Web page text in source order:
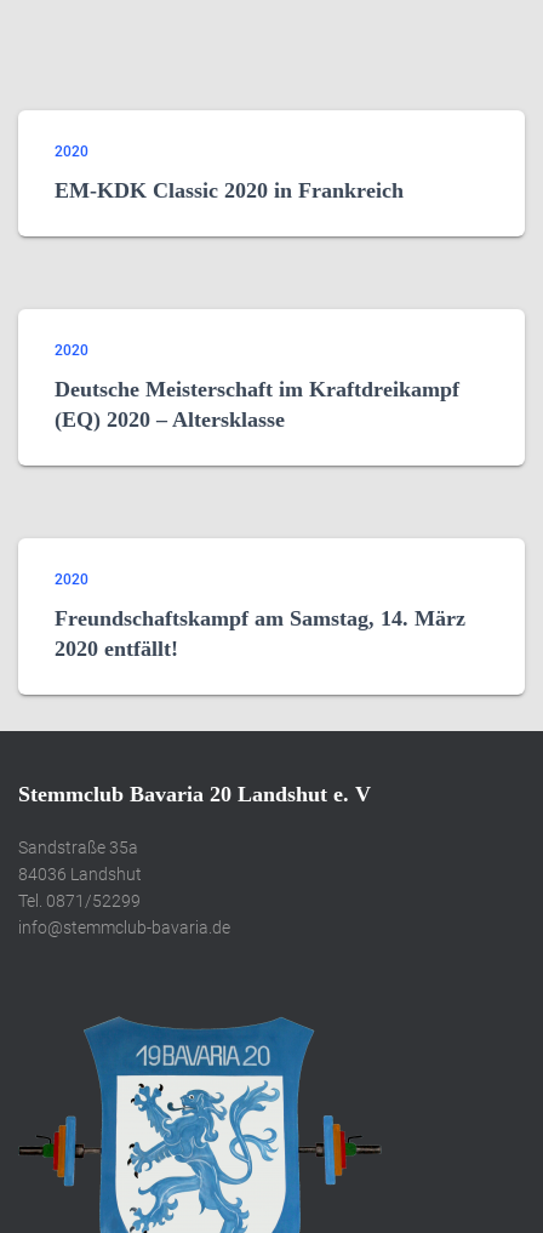
2020
EM-KDK Classic 2020 in Frankreich
2020
Deutsche Meisterschaft im Kraftdreikampf
(EQ) 2020 – Altersklasse
2020
Freundschaftskampf am Samstag, 14. März
2020 entfällt!
Stemmclub Bavaria 20 Landshut e. V
Sandstraße 35a
84036 Landshut
Tel. 0871/52299
info@stemmclub-bavaria.de